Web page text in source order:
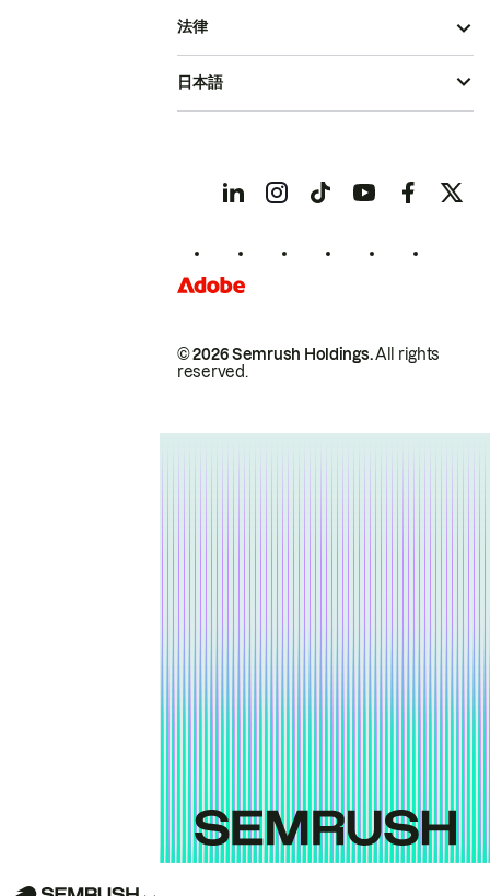
© 2026 Semrush Holdings.All rights
reserved.
法律
日本語